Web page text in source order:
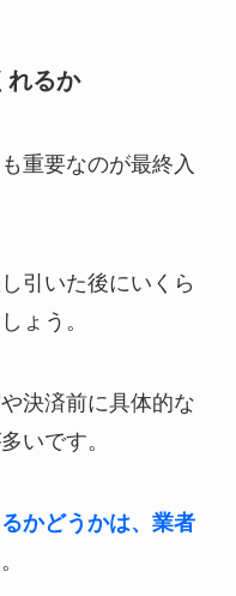
れるか
重要なのが最終入
引いた後にいくら
ょう。
決済前に具体的な
いです。
かどうかは、業者